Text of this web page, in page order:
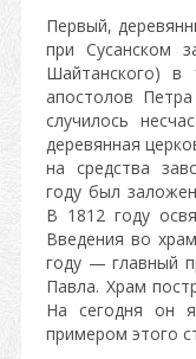
Первый,
при Сусанском
Шайтанского) в
апостолов
случилось
деревянная
на средства
году был
В 1812 году
Введения во
году — главный
Павла. Храм
На сегодня он
примером этого